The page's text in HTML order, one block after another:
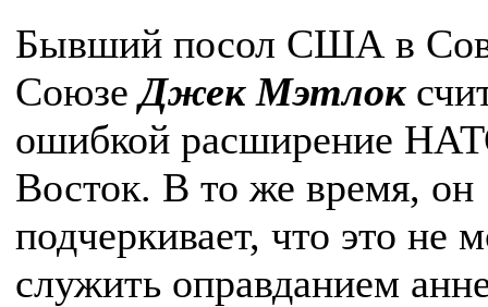
Бывший посол США в
СоюзеДжек Мэтлок
ошибкой расширение
Восток. В то же время, он
подчеркивает, что это не
служить оправданием